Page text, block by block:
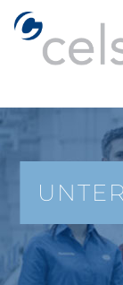
Direkt
zum